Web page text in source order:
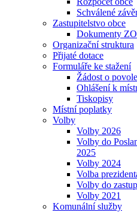
Schválené
Zastupitelstvo obce
Dokumenty ZO
Organizační struktura
Přijaté dotace
Formuláře ke stažení
Žádost o
Ohlášení k
Tiskopisy
Místní poplatky
Volby
Volby 2026
Volby do
2025
Volby 2024
Volba
Volby do
Volby 2021
Komunální služby